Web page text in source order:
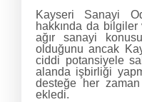
Kayseri Sanayi
hakkında da
ağır sanayi
olduğunu ancak
ciddi potansiyele
alanda işbirliği
desteğe her zaman
ekledi.